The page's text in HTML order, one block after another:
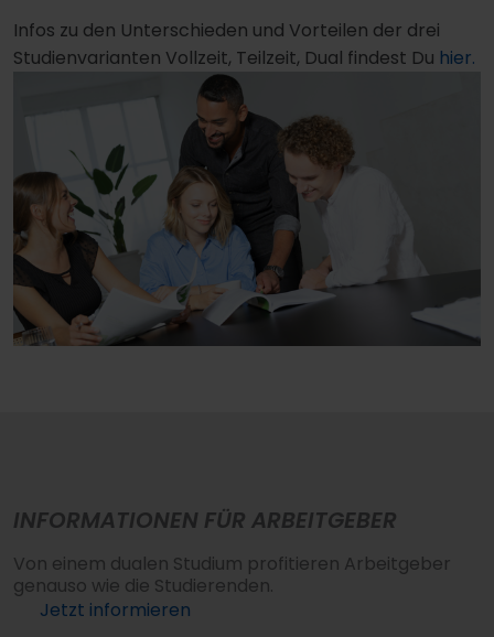
Infos zu den Unterschieden und Vorteilen der drei
Studienvarianten Vollzeit, Teilzeit, Dual findest Du hier.
INFORMATIONEN FÜR ARBEITGEBER
Von einem dualen Studium profitieren Arbeitgeber
genauso wie die Studierenden.
Jetzt informieren